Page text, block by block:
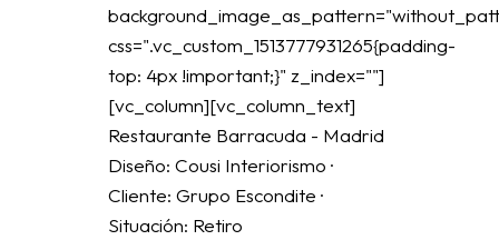
css=".vc_custom_1513777931265{padding-
top: 4px !important;}" z_index=""]
[vc_column][vc_column_text]
Restaurante Barracuda - Madrid
Diseño: Cousi Interiorismo ·
Cliente: Grupo Escondite ·
Situación: Retiro